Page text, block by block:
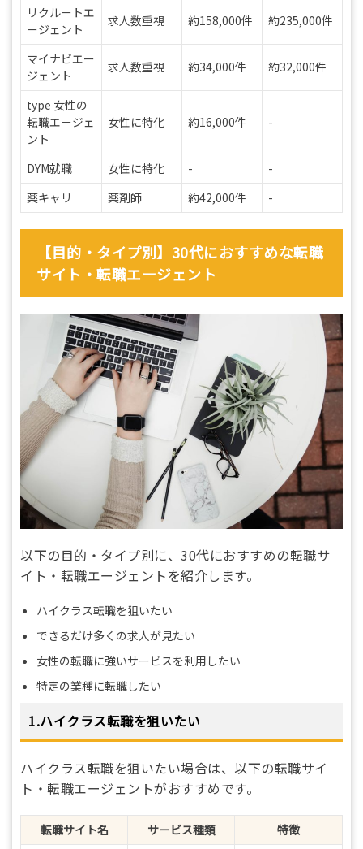
リクルートエ
ージェント
求人数重視 約158,000件 約235,000件
マイナビエー
ジェント
求人数重視 約34,000件 約32,000件
type 女性の
転職エージェ
ント
女性に特化 約16,000件 -
DYM就職 女性に特化 -
-
薬キャリ
薬剤師 約42,000件 -
【目的・タイプ別】30代におすすめな転職
サイト・転職エージェント
以下の目的・タイプ別に、30代におすすめの転職サ
イト・転職エージェントを紹介します。
ハイクラス転職を狙いたい
できるだけ多くの求人が見たい
女性の転職に強いサービスを利用したい
特定の業種に転職したい
1.ハイクラス転職を狙いたい
ハイクラス転職を狙いたい場合は、以下の転職サイ
ト・転職エージェントがおすすめです。
転職サイト名 サービス種類 特徴